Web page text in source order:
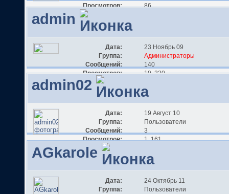
Просмотров:
86
admin
Дата:
23 Ноябрь 09
Группа:
Администраторы
Сообщений:
140
Просмотров:
19 220
admin02
Дата:
19 Август 10
Группа:
Пользователи
Сообщений:
3
Просмотров:
1 161
AGkarole
Дата:
24 Октябрь 11
Группа:
Пользователи